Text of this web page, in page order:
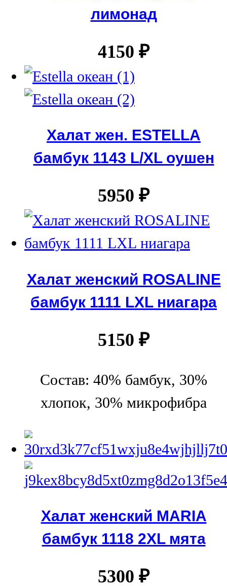
лимонад
4150 ₽
Халат жен. ESTELLA
бамбук 1143 L/XL оушен
5950 ₽
Халат женский ROSALINE
бамбук 1111 LXL ниагара
5150 ₽
Состав: 40% бамбук, 30%
хлопок, 30% микрофибра
Халат женский MARIA
бамбук 1118 2XL мята
5300 ₽